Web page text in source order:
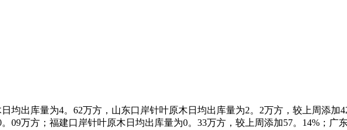
出库量为4。62万方，山东口岸针叶原木日均出库量为2。2万方，较上周添加
09万方；福建口岸针叶原木日均出库量为0。33万方，较上周添加57。14%；广